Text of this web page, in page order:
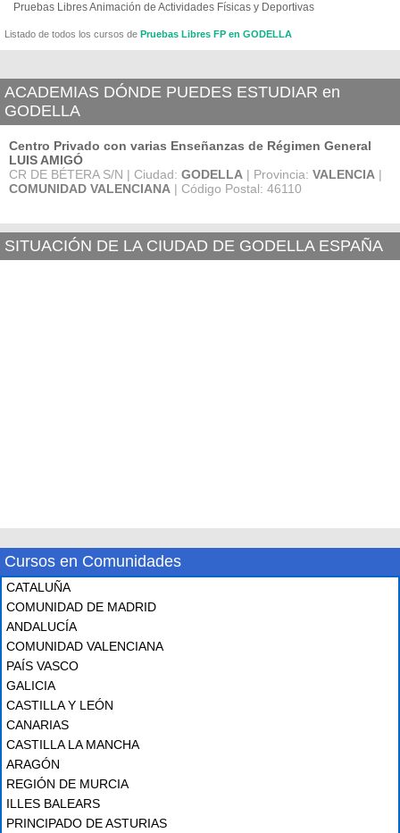
Pruebas Libres Animación de Actividades Físicas y Deportivas
Listado de todos los cursos de Pruebas Libres FP en GODELLA
ACADEMIAS DÓNDE PUEDES ESTUDIAR en
GODELLA
Centro Privado con varias Enseñanzas de Régimen General
LUIS AMIGÓ
CR DE BÉTERA S/N | Ciudad: GODELLA | Provincia: VALENCIA |
COMUNIDAD VALENCIANA | Código Postal: 46110
SITUACIÓN DE LA CIUDAD DE GODELLA ESPAÑA
Cursos en Comunidades
CATALUÑA
COMUNIDAD DE MADRID
ANDALUCÍA
COMUNIDAD VALENCIANA
PAÍS VASCO
GALICIA
CASTILLA Y LEÓN
CANARIAS
CASTILLA LA MANCHA
ARAGÓN
REGIÓN DE MURCIA
ILLES BALEARS
PRINCIPADO DE ASTURIAS